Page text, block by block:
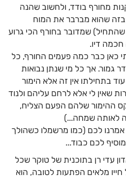
מחורף בודד, ולחשוב שהנה
בזה שהוא מברבר את המוח
שמדובר בחורף הכי גרוע
חכמה דיו.
כאן כבר כמה פעמים החורף, כל
גמור. אך כל מי שנתן נבואות
בתחילתו אין זה אלא הימור
שאין לי אלא לרחם עליהם ולנוד
ההימור שלהם הפעם הצליח,
לאותה שמחה...)
אמרנו לכם (כמו מרשמלו כשהולך
לכם כבוד...
עדי רן בתוכנית של טוקר שכל
חייו מלאים הפתעות לטובה, הוא